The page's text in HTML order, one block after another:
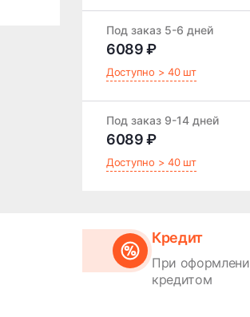
Под заказ 5-6 дней
6089 ₽
Доступно > 40 шт
Под заказ 9-14 дней
6089 ₽
Доступно > 40 шт
Кредит
При
кредитом